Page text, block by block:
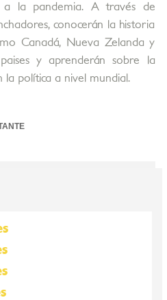
a la pandemia. A través de
conocerán la historia
Canadá, Nueva Zelanda y
y aprenderán sobre la
la política a nivel mundial.